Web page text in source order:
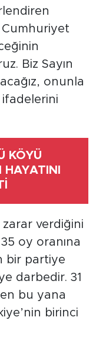
Cumhuriyet
Biz Sayın
onunla
ifadelerini
KÖYÜ
HAYATINI
zarar verdiğini
oy oranına
bir partiye
darbedir. 31
bu yana
birinci